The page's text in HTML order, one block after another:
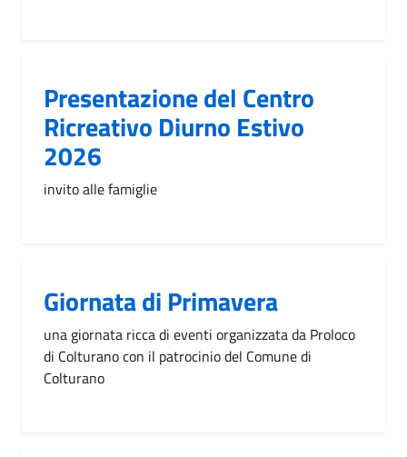
Presentazione del Centro
Ricreativo Diurno Estivo
2026
invito alle famiglie
Giornata di Primavera
una giornata ricca di eventi organizzata da Proloco
di Colturano con il patrocinio del Comune di
Colturano